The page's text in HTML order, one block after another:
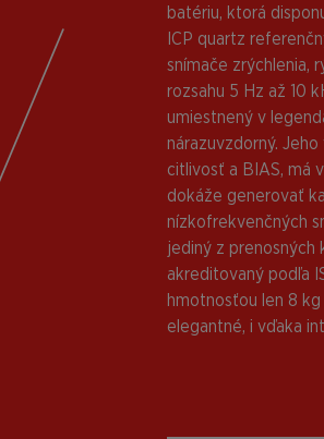
batériu, ktorá
ICP quartz
snímače zrýchlenia,
rozsahu 5 Hz až 10
umiestnený v
nárazuvzdorný.
citlivosť a BIAS, má
dokáže generovať
nízkofrekvenčných
jediný z prenosných
akreditovaný podľa
hmotnosťou len 8
elegantné, i vďaka